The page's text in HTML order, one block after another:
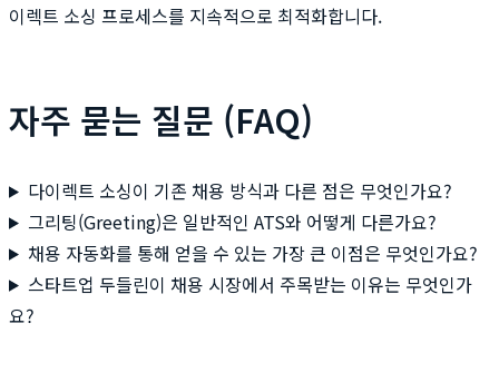
이렉트 소싱 프로세스를 지속적으로 최적화합니다.
자주 묻는 질문 (FAQ)
다이렉트 소싱이 기존 채용 방식과 다른 점은 무엇인가요?
그리팅(Greeting)은 일반적인 ATS와 어떻게 다른가요?
채용 자동화를 통해 얻을 수 있는 가장 큰 이점은 무엇인가요?
스타트업 두들린이 채용 시장에서 주목받는 이유는 무엇인가
요?